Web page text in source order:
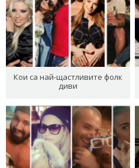
Кои са най-щастливите фолк
диви